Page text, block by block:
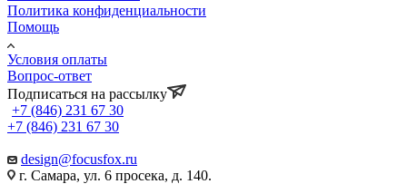
Политика конфиденциальности
Помощь
Условия оплаты
Вопрос-ответ
Подписаться на рассылку
+7 (846) 231 67 30
+7 (846) 231 67 30
design@focusfox.ru
г. Самара, ул. 6 просека, д. 140.